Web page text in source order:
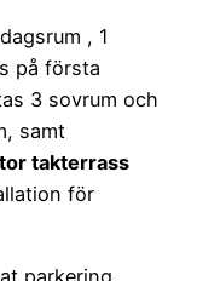
, 1
på första
3 sovrum och
samt
takterrass
för
parkering.